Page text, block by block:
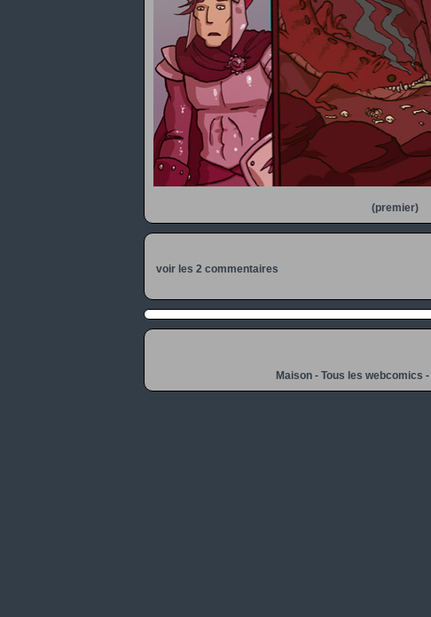
(premier)
voir les 2 commentaires
Maison- Tous les webcomics -